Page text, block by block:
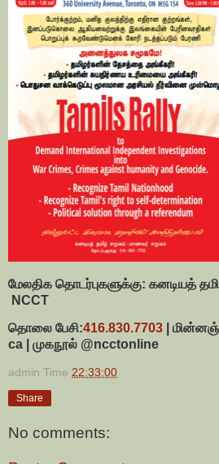
மேலதிக தொடர்புகளுக்கு: கனடியத்
NCCT
தொலை பேசி:416.830.7703
ca
முகநூல் @ncctonline
admin Time 22:33:00
Share
No comments: